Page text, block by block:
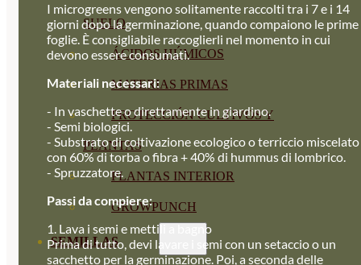
SUELO
ÁCIDOS HÚMICOS
MATERIAS PRIMAS
PROTECCIÓN CULTIVOS Y
PLANTAS
PLANTAS INTERIOR
GROWPUNCH
SEMILLAS
I microgreens vengono solitamente raccolti tra i 7 e i 14
giorni dopo la germinazione, quando compaiono le prime
foglie. È consigliabile raccoglierli nel momento in cui
devono essere consumati.
Materiali necessari:
- In vaschette o direttamente in giardino.
- Semi biologici.
- Substrato di coltivazione ecologico o terriccio miscelato
con 60% di torba o fibra + 40% di hummus di lombrico.
- Spruzzatore.
Passi da compiere:
1. Lava i semi e mettili a bagno
Prima di tutto, devi lavare i semi con un setaccio o un
sacchetto per la germinazione. Poi, a seconda delle